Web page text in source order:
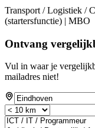
Transport / Logistiek /
(startersfunctie) | MBO
Ontvang
Vul in waar je
mailadres niet!